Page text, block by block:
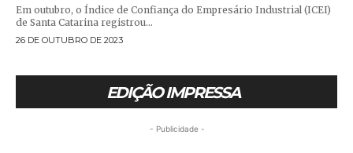
Em outubro, o Índice de Confiança do Empresário Industrial (ICEI)
de Santa Catarina registrou...
26 DE OUTUBRO DE 2023
EDIÇÃO IMPRESSA
- Publicidade -